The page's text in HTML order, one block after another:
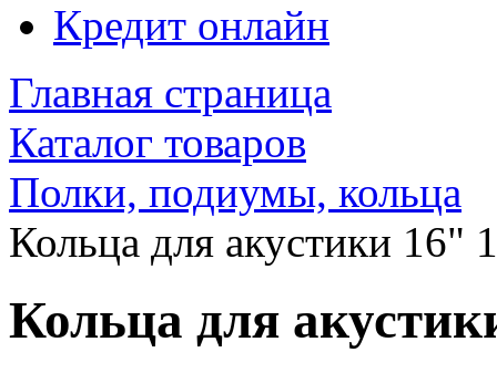
Кредит онлайн
Главная страница
Каталог товаров
Полки, подиумы, кольца
Кольца для акустики 16"
Кольца для